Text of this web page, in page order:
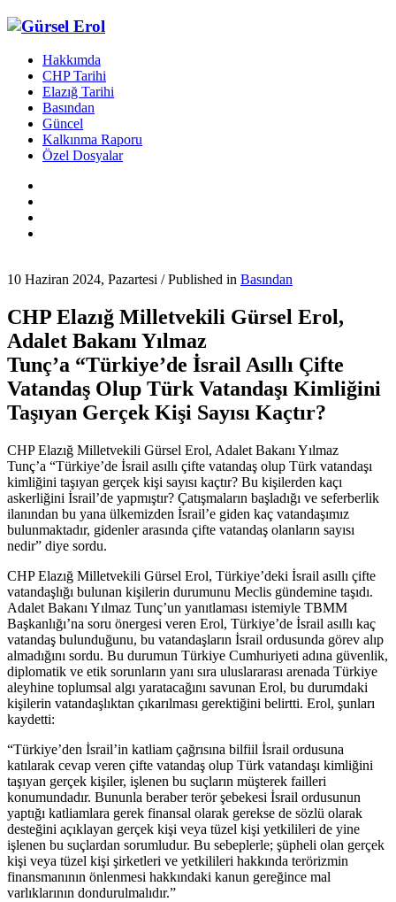
Hakkımda
CHP Tarihi
Elazığ Tarihi
Basından
Güncel
Kalkınma Raporu
Özel Dosyalar
10 Haziran 2024, Pazartesi /Published in Basından
CHP Elazığ Milletvekili Gürsel Erol,
Adalet Bakanı Yılmaz
Tunç’a “Türkiye’de İsrail Asıllı Çifte
Vatandaş Olup Türk Vatandaşı Kimliğini
Taşıyan Gerçek Kişi Sayısı Kaçtır?
CHP Elazığ Milletvekili Gürsel Erol, Adalet Bakanı Yılmaz
Tunç’a “Türkiye’de İsrail asıllı çifte vatandaş olup Türk vatandaşı
kimliğini taşıyan gerçek kişi sayısı kaçtır? Bu kişilerden kaçı
askerliğini İsrail’de yapmıştır? Çatışmaların başladığı ve seferberlik
ilanından bu yana ülkemizden İsrail’e giden kaç vatandaşımız
bulunmaktadır, gidenler arasında çifte vatandaş olanların sayısı
nedir” diye sordu.
CHP Elazığ Milletvekili Gürsel Erol, Türkiye’deki İsrail asıllı çifte
vatandaşlığı bulunan kişilerin durumunu Meclis gündemine taşıdı.
Adalet Bakanı Yılmaz Tunç’un yanıtlaması istemiyle TBMM
Başkanlığı’na soru önergesi veren Erol, Türkiye’de İsrail asıllı kaç
vatandaş bulunduğunu, bu vatandaşların İsrail ordusunda görev alıp
almadığını sordu. Bu durumun Türkiye Cumhuriyeti adına güvenlik,
diplomatik ve etik sorunların yanı sıra uluslararası arenada Türkiye
aleyhine toplumsal algı yaratacağını savunan Erol, bu durumdaki
kişilerin vatandaşlıktan çıkarılması gerektiğini belirtti. Erol, şunları
kaydetti:
“Türkiye’den İsrail’in katliam çağrısına bilfiil İsrail ordusuna
katılarak cevap veren çifte vatandaş olup Türk vatandaşı kimliğini
taşıyan gerçek kişiler, işlenen bu suçların müşterek failleri
konumundadır. Bununla beraber terör şebekesi İsrail ordusunun
yaptığı katliamlara gerek finansal olarak gerekse de sözlü olarak
desteğini açıklayan gerçek kişi veya tüzel kişi yetkilileri de yine
işlenen bu suçlardan sorumludur. Bu sebeplerle; şüpheli olan gerçek
kişi veya tüzel kişi şirketleri ve yetkilileri hakkında terörizmin
finansmanının önlenmesi hakkındaki kanun gereğince mal
varlıklarının dondurulmalıdır.”